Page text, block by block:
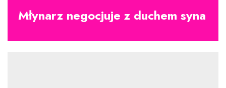
Młynarz negocjuje z duchem syna